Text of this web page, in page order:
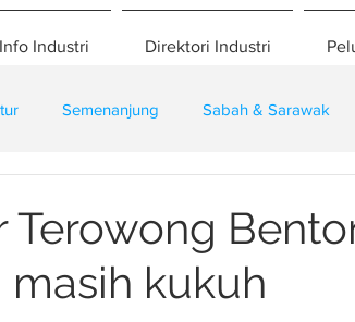
Info Industri Direktori Industri
Semenanjung Sabah & Sarawak
Terowong
masih kukuh